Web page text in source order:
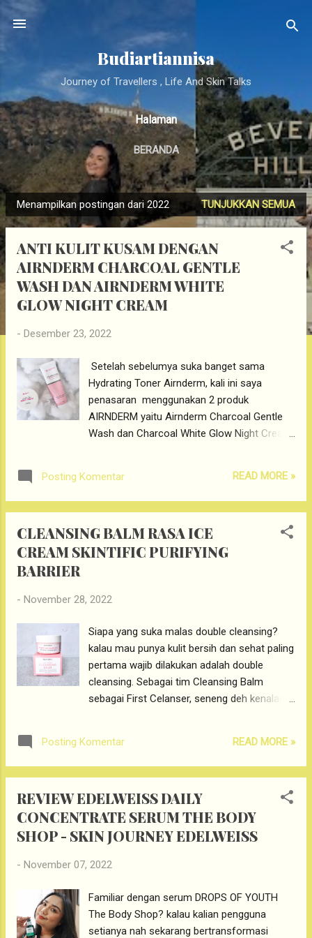
Budiartiannisa
Journey of Travellers , Life And Skin Talks
Halaman
BERANDA
P
o
Menampilkan postingan dari 2022 TUNJUKKAN SEMUA
ANTI KULIT KUSAM DENGAN
AIRNDERM CHARCOAL GENTLE
WASH DAN AIRNDERM WHITE
GLOW NIGHT CREAM
- Desember 23, 2022
Setelah sebelumya suka banget sama
Hydrating Toner Airnderm, kali ini saya
penasaran menggunakan 2 produk
AIRNDERM yaitu Airnderm Charcoal Gentle
Wash dan Charcoal White Glow Night Cream.
berminyak dan memudarkan bekas-bekas
jerawat. Ini review #IchaMauCerita tentang
Charcoal Night Cream. Duo produk Airnderm
untuk berantas jerawat dan mencerahkan.
WASH Airnderm Charcoal Gentle Wash untuk
Packaging dari AIRNDERM CHARCOAL
GENTLE WASH ini berbentuk tube dengan
ukuran 50 gram. Di dominasi warna pink dan
putih yang menjadi iconic colors dari
AIRNDERM. Ingredients dan expired date
Gentle Wash ini. Tidak lupa Airnderm Gentle
yang kalian bisa cek dengan qr code yang
Posting Komentar READ MORE »
CLEANSING BALM RASA ICE
CREAM SKINTIFIC PURIFYING
BARRIER
- November 28, 2022
Siapa yang suka malas double cleansing?
kalau mau punya kulit bersih dan sehat paling
pertama wajib dilakukan adalah double
cleansing. Sebagai tim Cleansing Balm
sebagai First Celanser, seneng deh kenalan
Strawberry. hihii jadi ini Cleansing Balm apa
Ice Cream? Dilihat dari nama produknya
PURIFYING BARRIER ICE CREAM. Dengan
simple packaging berwana Pinkish and White,
namun packagingnya ini menarik babes
menyatu dengan Spatula. Jadi buat yang
adalah inovasi packaging yang menarik.
STAR INGREDIENTS SKINTIFIC CLEANSING
BALM PURIFYING BARRIER ICE CREAM
Posting Komentar READ MORE »
REVIEW EDELWEISS DAILY
CONCENTRATE SERUM THE BODY
SHOP - SKIN JOURNEY EDELWEISS
- November 07, 2022
Familiar dengan serum DROPS OF YOUTH
The Body Shop? kalau kalian pengguna
setianya nah sekarang bertransformasi